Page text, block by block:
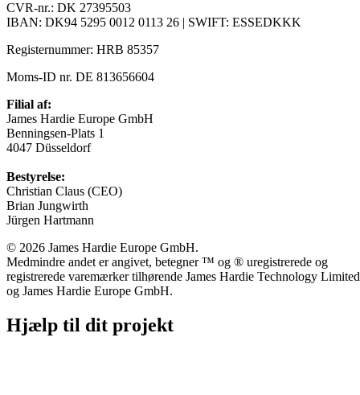
CVR-nr.: DK 27395503
IBAN: DK94 5295 0012 0113 26 | SWIFT: ESSEDKKK
Registernummer: HRB 85357
Moms-ID nr. DE 813656604
Filial af:
James Hardie Europe GmbH
Benningsen-Plats 1
4047 Düsseldorf
Bestyrelse:
Christian Claus (CEO)
Brian Jungwirth
Jürgen Hartmann
© 2026 James Hardie Europe GmbH.
Medmindre andet er angivet, betegner ™ og ® uregistrerede og
registrerede varemærker tilhørende James Hardie Technology Limited
og James Hardie Europe GmbH.
Hjælp til dit projekt